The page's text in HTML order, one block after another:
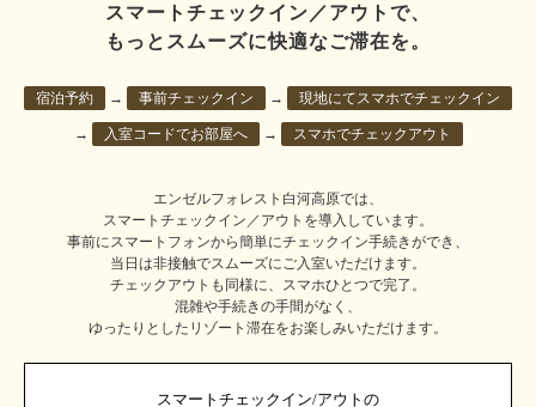
スマートチェックイン／アウトで、
もっとスムーズに快適なご滞在を。
宿泊予約 → 事前チェックイン → 現地にてスマホでチェックイン
→ 入室コードでお部屋へ → スマホでチェックアウト
エンゼルフォレスト白河高原では、
スマートチェックイン／アウトを導入しています。
事前にスマートフォンから簡単にチェックイン手続きができ、
当日は非接触でスムーズにご入室いただけます。
チェックアウトも同様に、スマホひとつで完了。
混雑や手続きの手間がなく、
ゆったりとしたリゾート滞在をお楽しみいただけます。
スマートチェックイン/アウトの